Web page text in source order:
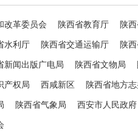
改革委员会 陕西省教育厅 陕
水利厅 陕西省交通运输厅 陕
新闻出版广电局 陕西省文物局
产权局 西咸新区 陕西省地方
陕西省气象局 西安市人民政府